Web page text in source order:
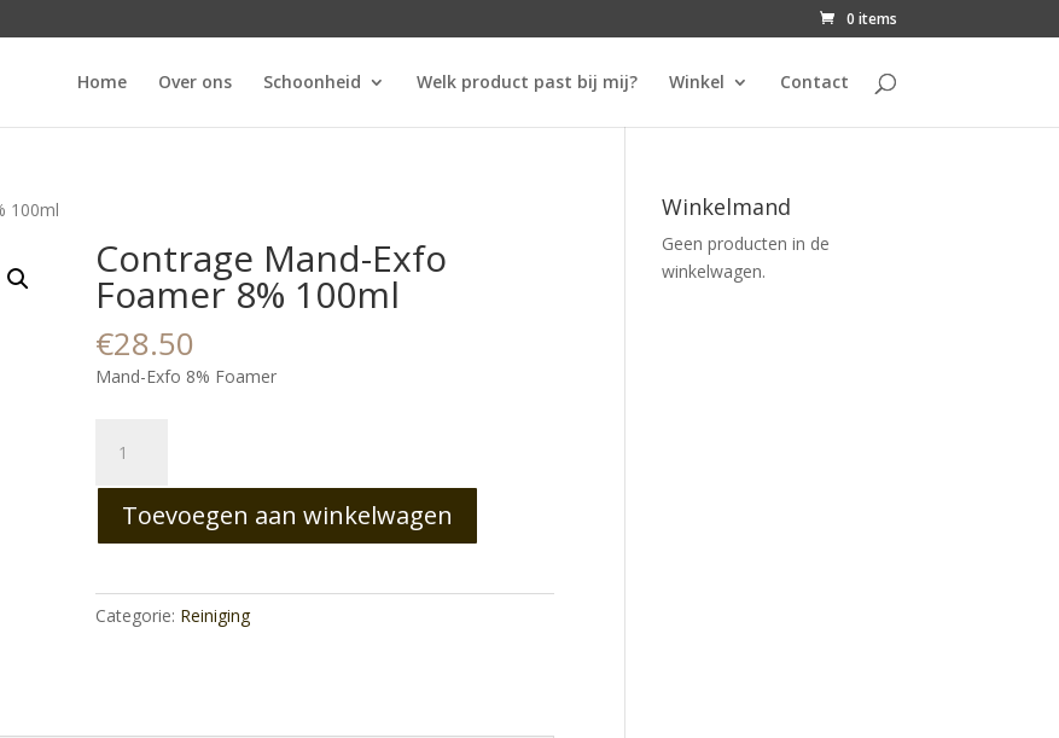
0 items
Home Over ons Schoonheid Welk product past bij mij? Winkel Contact
100ml
Contrage Mand-Exfo
Foamer 8% 100ml
€28.50
Mand-Exfo 8% Foamer
Mand-
Exfo
Foamer
8%
aantal
Toevoegen aan winkelwagen
Categorie: Reiniging
Winkelmand
Geen producten in de
winkelwagen.